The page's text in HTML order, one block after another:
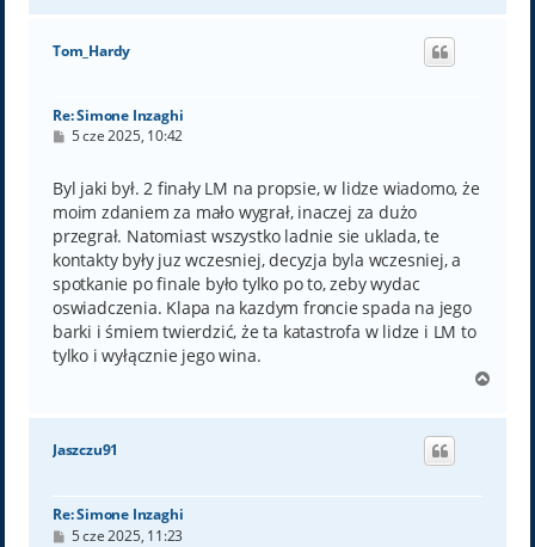
g
Tom_Hardy
Re: Simone Inzaghi
P
t
5 cze 2025, 10:42
Byl jaki był. 2 finały LM na propsie, w lidze wiadomo, że
moim zdaniem za mało wygrał, inaczej za dużo
przegrał. Natomiast wszystko ladnie sie uklada, te
kontakty były juz wczesniej, decyzja byla wczesniej, a
spotkanie po finale było tylko po to, zeby wydac
oswiadczenia. Klapa na kazdym froncie spada na jego
barki i śmiem twierdzić, że ta katastrofa w lidze i LM to
tylko i wyłącznie jego wina.
g
Jaszczu91
Re: Simone Inzaghi
P5 cze 2025, 11:23